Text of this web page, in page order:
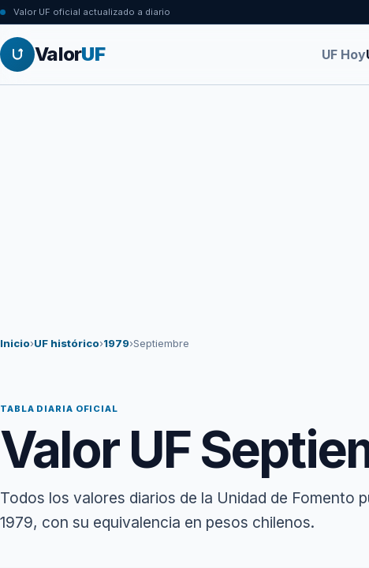
Valor UF oficial actualizado a diario
ValorUF UF Hoy
Inicio›UF histórico›1979›Septiembre
TABLA DIARIA OFICIAL
Valor UF
Todos los valores diarios de la Unidad de Fomento
1979, con su equivalencia en pesos chilenos.